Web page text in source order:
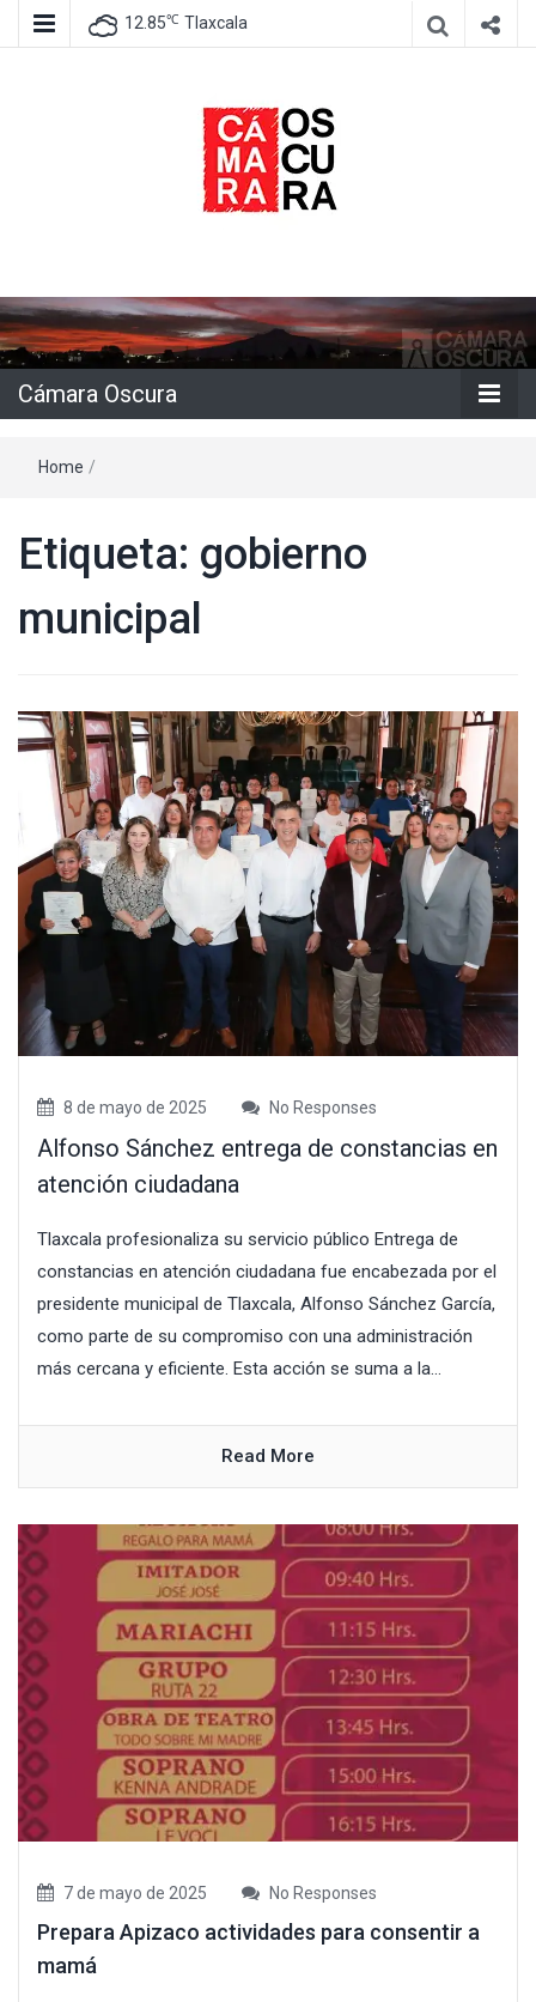
12.85℃ Tlaxcala
Cámara
Oscura
Cámara Oscura
Home /
Etiqueta: gobierno
municipal
8 de mayo de 2025 No Responses
Alfonso Sánchez entrega de constancias en
atención ciudadana
Tlaxcala profesionaliza su servicio público Entrega de
constancias en atención ciudadana fue encabezada por el
presidente municipal de Tlaxcala, Alfonso Sánchez García,
como parte de su compromiso con una administración
más cercana y eficiente. Esta acción se suma a la...
Read More
7 de mayo de 2025 No Responses
Prepara Apizaco actividades para consentir a
mamá